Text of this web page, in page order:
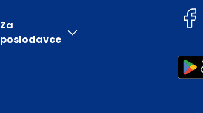
Za
poslodavce